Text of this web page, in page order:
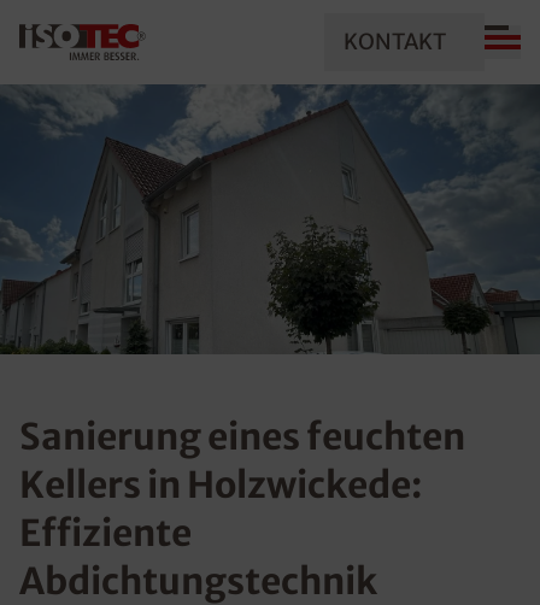
KONTAKT
Sanierung eines feuchten
Kellers in Holzwickede:
Effiziente
Abdichtungstechnik